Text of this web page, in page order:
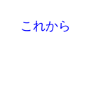
これから